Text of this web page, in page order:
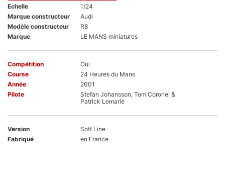
Echelle
1/24
Marque constructeur
Audi
Modèle constructeur
R8
Marque
LE MANS miniatures
Compétition
Oui
Course
24 Heures du Mans
Année
2001
Pilote
Stefan Johansson, Tom Coronel &
Patrick Lemarié
Version
Soft Line
Fabriqué
en France